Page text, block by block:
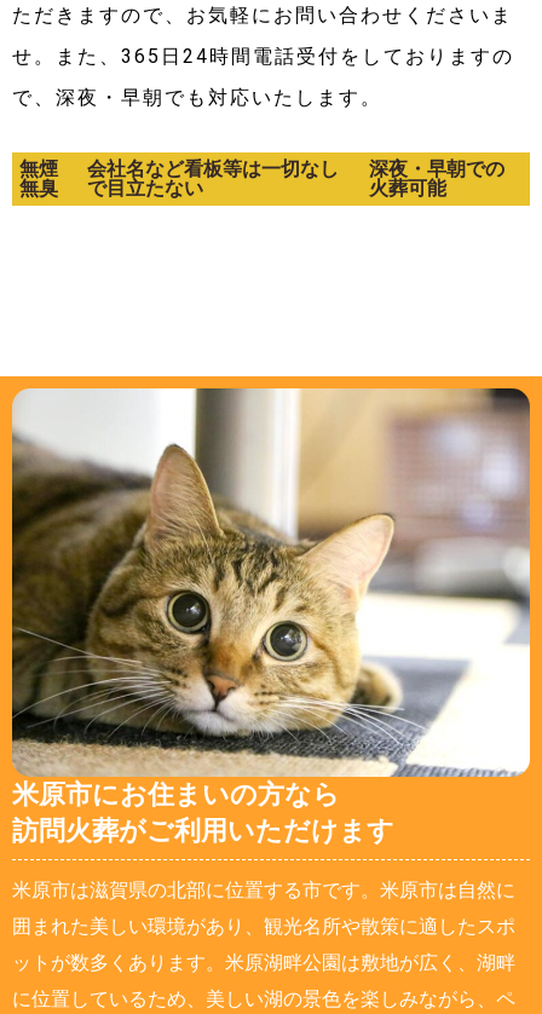
ただきますので、お気軽にお問い合わせくださいま
せ。また、365日24時間電話受付をしておりますの
で、深夜・早朝でも対応いたします。
無煙
無臭
会社名など看板等は一切なし
で目立たない
深夜・早朝での
火葬可能
米原市にお住まいの方なら
訪問火葬がご利用いただけます
米原市は滋賀県の北部に位置する市です。米原市は自然に
囲まれた美しい環境があり、観光名所や散策に適したスポ
ットが数多くあります。米原湖畔公園は敷地が広く、湖畔
に位置しているため、美しい湖の景色を楽しみながら、ペ